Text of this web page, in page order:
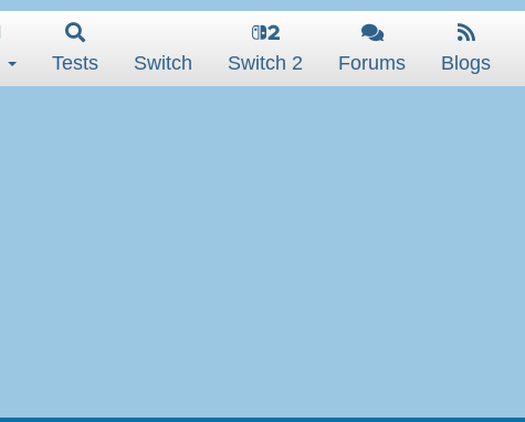
Tests Switch Switch 2 Forums Blogs